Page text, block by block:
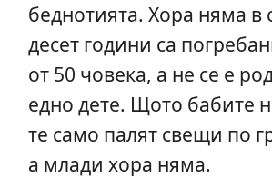
беднотията. Хора няма в
десет години са
от 50 човека, а не се е
едно дете. Щото бабите
те само палят свещи по
а млади хора няма.